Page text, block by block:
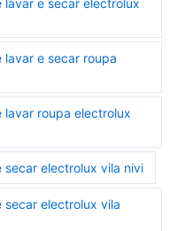
e secar roupa
lavar roupa electrolux
electrolux vila nivi
secar electrolux vila